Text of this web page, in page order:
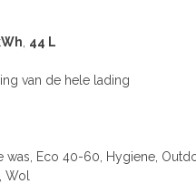
44 L
van de hele lading
was, Eco 40-60, Hygiene,
Wol